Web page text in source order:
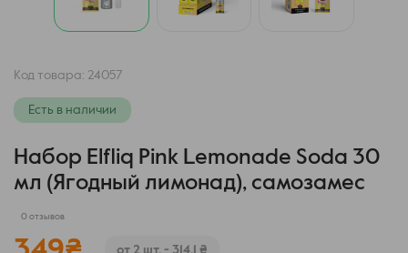
Код товара: 24057
Есть в наличии
Набор Elfliq Pink Lemonade Soda 30
мл (Ягодный лимонад), самозамес
0 отзывов
от 2 шт. - 314.1 ₴